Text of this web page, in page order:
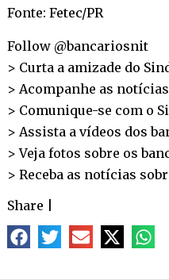
Fonte: Fetec/PR
Follow @bancariosnit
> Curta a amizade do
> Acompanhe as
> Comunique-se com o
> Assista a vídeos dos
> Veja fotos sobre os
> Receba as notícias
Share